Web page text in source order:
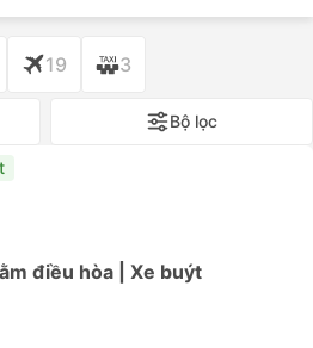
19 3
Bộ lọc
điều hòa | Xe buýt